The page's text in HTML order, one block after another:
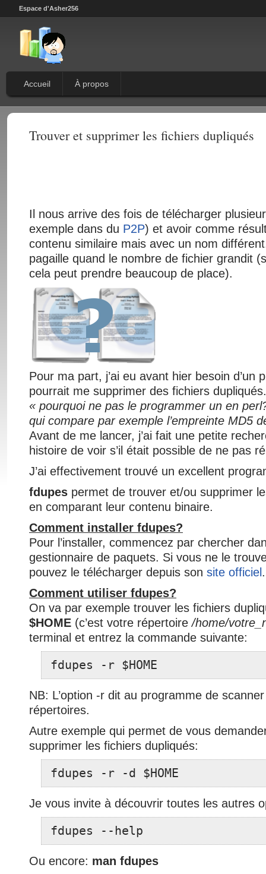
Espace d'Asher256
Accueil À propos
Trouver et supprimer les fichiers dupliqués
Il nous arrive des fois de télécharger
exemple dans du P2P) et avoir comme
contenu similaire mais avec un nom
pagaille quand le nombre de fichier grandit
cela peut prendre beaucoup de place).
Pour ma part, j’ai eu avant hier besoin d’un
pourrait me supprimer des fichiers
« pourquoi ne pas le programmer un en
qui compare par exemple l’empreinte MD5
Avant de me lancer, j’ai fait une petite
histoire de voir s’il était possible de ne pas
J’ai effectivement trouvé un excellent
fdupes permet de trouver et/ou supprimer
en comparant leur contenu binaire.
Comment installer fdupes?
Pour l’installer, commencez par chercher
gestionnaire de paquets. Si vous ne le
pouvez le télécharger depuis son site officiel .
Comment utiliser fdupes?
On va par exemple trouver les fichiers
$HOME (c’est votre répertoire/home/
terminal et entrez la commande suivante:
fdupes -r $HOME
NB: L’option -r dit au programme de
répertoires.
Autre exemple qui permet de vous
supprimer les fichiers dupliqués:
fdupes -r -d $HOME
Je vous invite à découvrir toutes les autres
fdupes --help
Ou encore: man fdupes